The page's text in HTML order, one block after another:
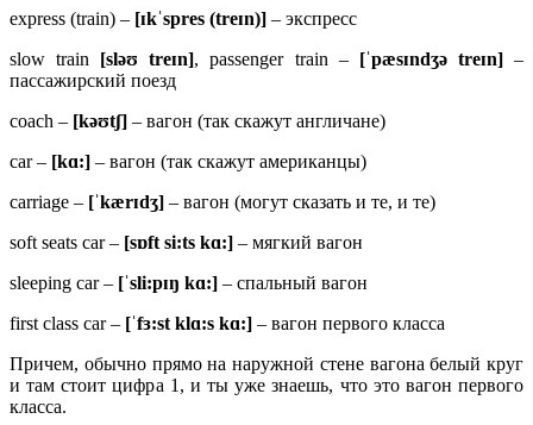
express (train) – [ɪkˈspres (treɪn)] – экспресс
slow train [sləʊ treɪn], passenger train – [ˈpæsɪndʒə treɪn]–
пассажирский поезд
coach – [kəʊtʃ] – вагон (так скажут англичане)
car – [kɑ:] – вагон (так скажут американцы)
carriage – [ˈkærɪdʒ] – вагон (могут сказать и те, и те)
soft seats car – [sɒft si:ts kɑ:] – мягкий вагон
sleeping car – [ˈsli:pɪŋ kɑ:] – спальный вагон
first class car – [ˈfɜ:st klɑ:s kɑ:] – вагон первого класса
Причем, обычно прямо на наружной стене вагона белый круг
и там стоит цифра 1, и ты уже знаешь, что это вагон первого
класса.